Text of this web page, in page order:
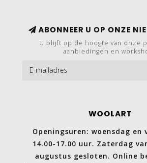
ABONNEER U OP ONZE
U blijft op de hoogte van onze
aanbiedingen en
WOOLART
Openingsuren: woensdag en
14.00-17.00 uur. Zaterdag
augustus gesloten. Online